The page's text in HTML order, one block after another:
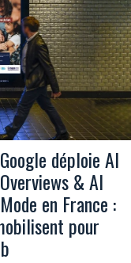
Google déploie AI
Overviews & AI
Mode en France :
pour